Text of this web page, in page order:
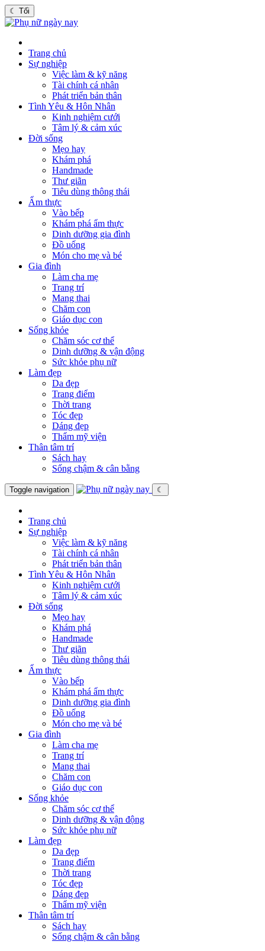
☾ Tối
Trang chủ
Sự nghiệp
Việc làm & kỹ năng
Tài chính cá nhân
Phát triển bản thân
Tình Yêu & Hôn Nhân
Kinh nghiệm cưới
Tâm lý & cảm xúc
Đời sống
Mẹo hay
Khám phá
Handmade
Thư giãn
Tiêu dùng thông thái
Ẩm thực
Vào bếp
Khám phá ẩm thực
Dinh dưỡng gia đình
Đồ uống
Món cho mẹ và bé
Gia đình
Làm cha mẹ
Trang trí
Mang thai
Chăm con
Giáo dục con
Sống khỏe
Chăm sóc cơ thể
Dinh dưỡng & vận động
Sức khỏe phụ nữ
Làm đẹp
Da đẹp
Trang điểm
Thời trang
Tóc đẹp
Dáng đẹp
Thẩm mỹ viện
Thân tâm trí
Sách hay
Sống chậm & cân bằng
Toggle navigation ☾
Trang chủ
Sự nghiệp
Việc làm & kỹ năng
Tài chính cá nhân
Phát triển bản thân
Tình Yêu & Hôn Nhân
Kinh nghiệm cưới
Tâm lý & cảm xúc
Đời sống
Mẹo hay
Khám phá
Handmade
Thư giãn
Tiêu dùng thông thái
Ẩm thực
Vào bếp
Khám phá ẩm thực
Dinh dưỡng gia đình
Đồ uống
Món cho mẹ và bé
Gia đình
Làm cha mẹ
Trang trí
Mang thai
Chăm con
Giáo dục con
Sống khỏe
Chăm sóc cơ thể
Dinh dưỡng & vận động
Sức khỏe phụ nữ
Làm đẹp
Da đẹp
Trang điểm
Thời trang
Tóc đẹp
Dáng đẹp
Thẩm mỹ viện
Thân tâm trí
Sách hay
Sống chậm & cân bằng